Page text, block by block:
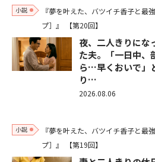
小説
『夢を叶えた、バツイチ香子と最
プ］』
【第20回】
夜、二人きりにな
た夫。「一日中、
ら…早くおいで」
り…
2026.08.06
小説
『夢を叶えた、バツイチ香子と最
プ］』
【第19回】